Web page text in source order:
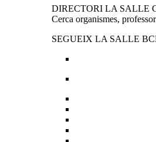
DIRECTORI LA SALLE
Cerca organismes,
SEGUEIX LA SALLE